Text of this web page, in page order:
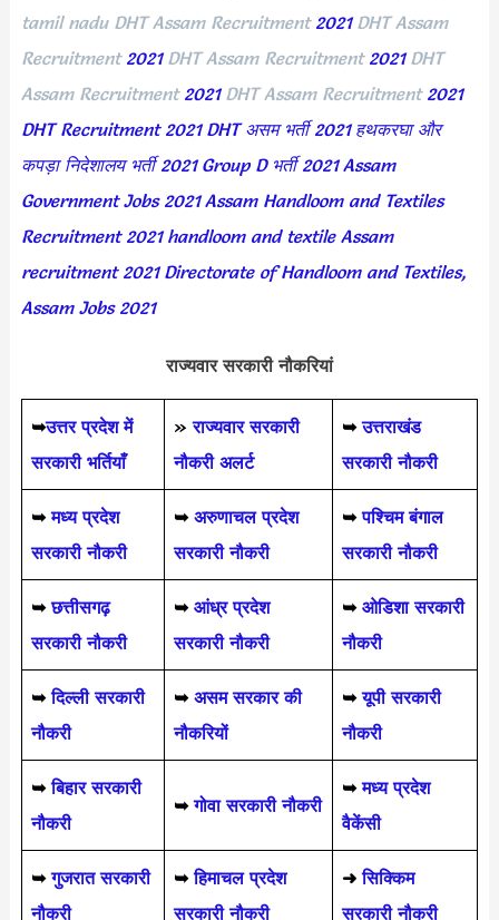
tamil nadu DHT Assam Recruitment 2021 DHT Assam
Recruitment 2021 DHT Assam Recruitment 2021 DHT
Assam Recruitment 2021 DHT Assam Recruitment 2021
DHT Recruitment 2021 DHT असम भर्ती 2021हथकरघा और
कपड़ा निदेशालय भर्ती 2021Group D भर्ती 2021 Assam
Government Jobs 2021Assam Handloom and Textiles
Recruitment 2021 handloom and textile Assam
recruitment 2021 Directorate of Handloom and Textiles,
Assam Jobs 2021
राज्यवार सरकारी नौकरियां
➥उत्तर प्रदेश में
सरकारी भर्तियाँ
»राज्यवार सरकारी
नौकरी अलर्ट
➥ उत्तराखंड
सरकारी नौकरी
➥ मध्य प्रदेश
सरकारी नौकरी
➥ अरुणाचल प्रदेश
सरकारी नौकरी
➥ पश्चिम बंगाल
सरकारी नौकरी
➥ छत्तीसगढ़
सरकारी नौकरी
➥ आंध्र प्रदेश
सरकारी नौकरी
➥ ओडिशा सरकारी
नौकरी
➥ दिल्ली सरकारी
नौकरी
➥ असम सरकार की
नौकरियों
➥ यूपी सरकारी
नौकरी
➥बिहार सरकारी
नौकरी
➥गोवा सरकारी नौकरी
➥ मध्य प्रदेश
वैकेंसी
➥ गुजरात सरकारी
नौकरी
➥हिमाचल प्रदेश
सरकारी नौकरी
➜ सिक्किम
सरकारी नौकरी